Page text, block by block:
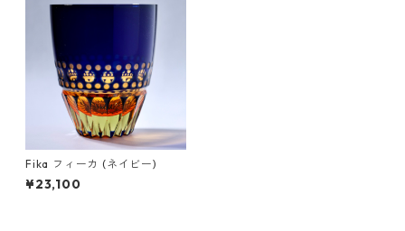
Fika フィーカ (ネイビー)
¥23,100